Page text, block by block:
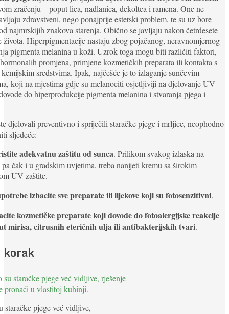
zračenju – poput lica, nadlanica, dekoltea i ramena. One ne
zdravstveni, nego ponajprije estetski problem, te su uz bore
najmrskijih znakova starenja. Obično se javljaju nakon četrdesete
života. Hiperpigmentacije nastaju zbog pojačanog, neravnomjernog
pigmenta melanina u koži. Uzrok toga mogu biti različiti faktori,
promjena, primjene kozmetičkih preparata ili kontakta s
sredstvima. Ipak, najčešće je to izlaganje sunčevim
koji na mjestima gdje su melanociti osjetljiviji na djelovanje UV
do hiperprodukcije pigmenta melanina i stvaranja pjega i
djelovali preventivno i spriječili staračke pjege i mrljice, neophodno
sljedeće:
adekvatnu zaštitu od sunca. Prilikom svakog izlaska na
pa čak i u gradskim uvjetima, treba nanijeti kremu sa širokim
UV zaštite.
izbacite sve preparate ili lijekove koji su fotosenzitivni.
kozmetičke preparate koji dovode do fotoalergijske reakcije
mirisa, citrusnih eteričnih ulja ili antibakterijskih tvari.
korak
staračke pjege već vidljive,